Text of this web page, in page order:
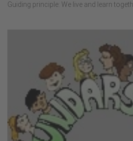
Guiding principle: We live and learn